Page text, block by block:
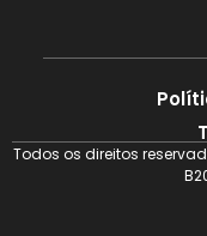
Todos os direitos